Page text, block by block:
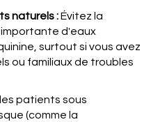
naturels :Évitez la
d'eaux
surtout si vous avez
ou familiaux de troubles
patients sous
(comme la